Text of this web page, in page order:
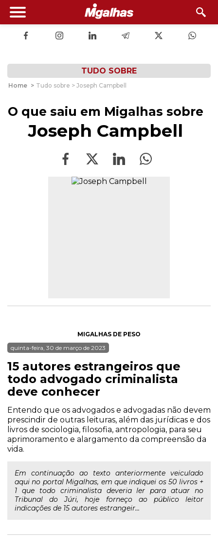
TUDO SOBRE
Home > Tudo sobre > Joseph Campbell
O que saiu em Migalhas sobre
Joseph Campbell
MIGALHAS DE PESO
quinta-feira, 30 de março de 2023
15 autores estrangeiros que
todo advogado criminalista
deve conhecer
Entendo que os advogados e advogadas não devem
prescindir de outras leituras, além das jurídicas e dos
livros de sociologia, filosofia, antropologia, para seu
aprimoramento e alargamento da compreensão da
vida.
Em continuação ao texto anteriormente veiculado
aqui no portal Migalhas, em que indiquei os 50 livros +
1 que todo criminalista deveria ler para atuar no
Tribunal do Júri, hoje forneço ao público leitor
indicações de 15 autores estrangeir...